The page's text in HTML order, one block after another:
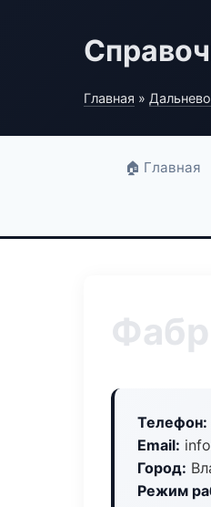
Главная »
🏠 Главная
Телефон:
Email:
Город:
Режим